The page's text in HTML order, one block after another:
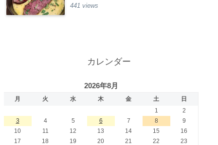
441 views
カレンダー
2026年8月
月 火 水 木 金 土
日
1
2
3
4 5 6 7 8
9
10
11 12 13 14 15
16
17
18 19 20 21 22
23